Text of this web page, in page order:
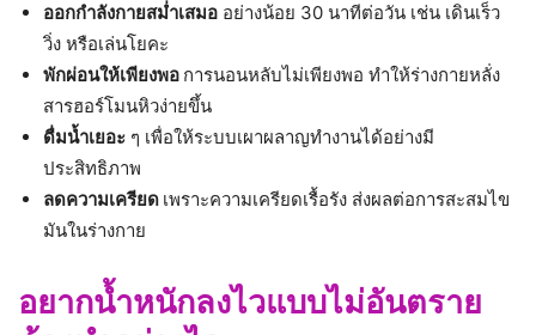
ออกกำลังกายสม่ำเสมอ อย่างน้อย 30 นาทีต่อวัน เช่น เดินเร็ว
วิ่ง หรือเล่นโยคะ
พักผ่อนให้เพียงพอ การนอนหลับไม่เพียงพอ ทำให้ร่างกายหลั่ง
สารฮอร์โมนหิวง่ายขึ้น
ดื่มน้ำเยอะ ๆ เพื่อให้ระบบเผาผลาญทำงานได้อย่างมี
ประสิทธิภาพ
ลดความเครียด เพราะความเครียดเรื้อรัง ส่งผลต่อการสะสมไข
มันในร่างกาย
อยากน้ำหนักลงไวแบบไม่อันตราย